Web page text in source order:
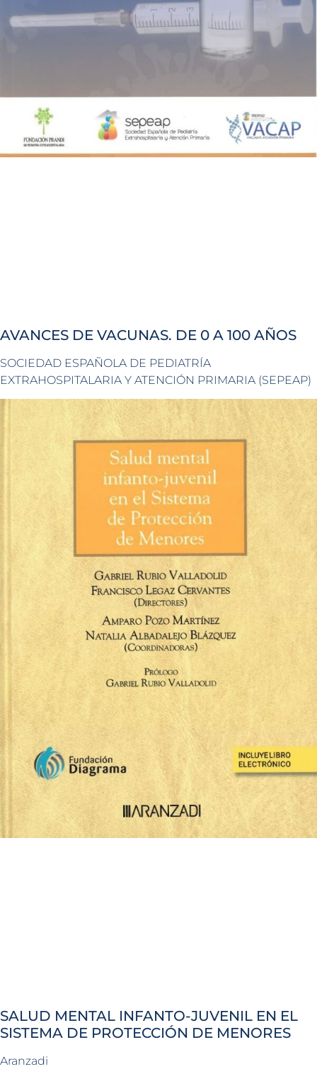
AVANCES DE VACUNAS. DE 0 A 100 AÑOS
SOCIEDAD ESPAÑOLA DE PEDIATRÍA
EXTRAHOSPITALARIA Y ATENCIÓN PRIMARIA (SEPEAP)
SALUD MENTAL INFANTO-JUVENIL EN EL
SISTEMA DE PROTECCIÓN DE MENORES
Aranzadi